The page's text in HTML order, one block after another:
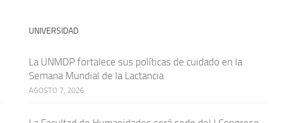
UNIVERSIDAD
La UNMDP fortalece sus políticas de cuidado en la
Semana Mundial de la Lactancia
AGOSTO 7, 2026